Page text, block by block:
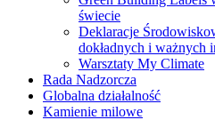
świecie
Deklaracje
dokładnych i ważnych
Warsztaty My Climate
Rada Nadzorcza
Globalna działalność
Kamienie milowe